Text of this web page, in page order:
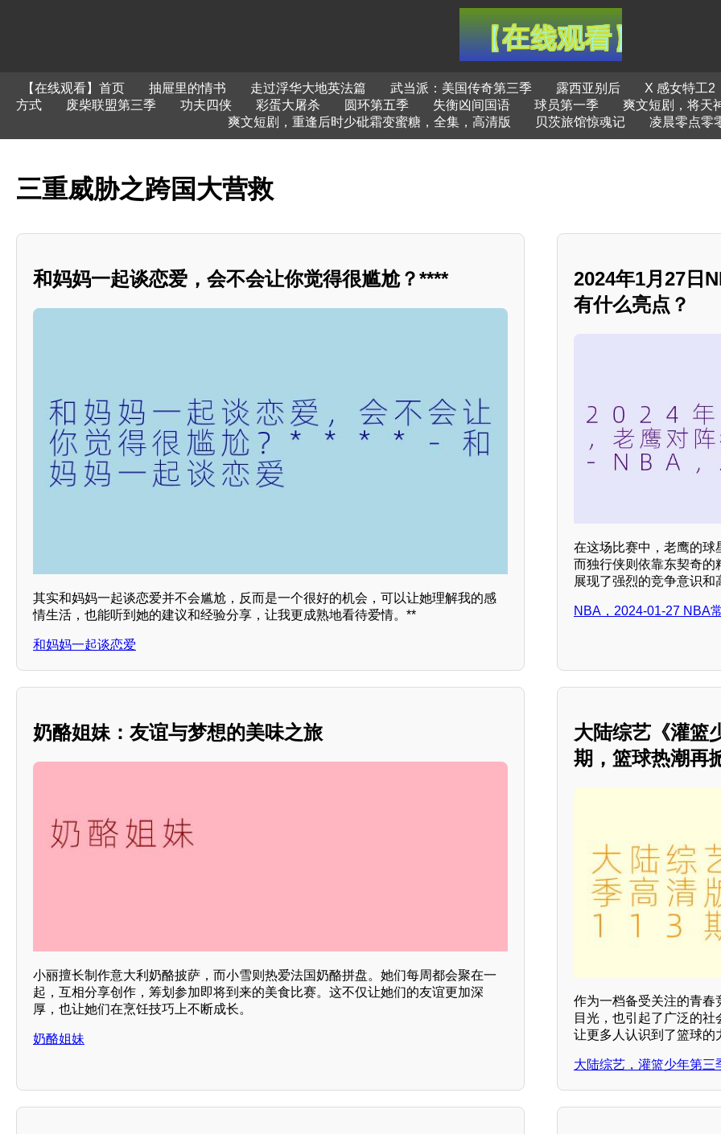
【在线观看】首页 抽屉里的情书 走过浮华大地英法篇 武当派：美国传奇第三季 露西亚别后
X 感女特工2
方式
废柴联盟第三季 功夫四侠 彩蛋大屠杀 圆环第五季 失衡凶间国语 球员第一季
爽文短剧，将天
爽文短剧，重逢后时少砒霜变蜜糖，全集，高清版
贝茨旅馆惊魂记 凌晨零点零
三重威胁之跨国大营救
和妈妈一起谈恋爱，会不会让你觉得很尴尬？****
其实和妈妈一起谈恋爱并不会尴尬，反而是一个很好的机会，可以让她理解我的感
情生活，也能听到她的建议和经验分享，让我更成熟地看待爱情。**
和妈妈一起谈恋爱
2024年1月27日
有什么亮点？
在这场比赛中，老鹰的球
而独行侠则依靠东契奇的
展现了强烈的竞争意识
NBA，2024-01-27 NBA
奶酪姐妹：友谊与梦想的美味之旅
小丽擅长制作意大利奶酪披萨，而小雪则热爱法国奶酪拼盘。她们每周都会聚在一
起，互相分享创作，筹划参加即将到来的美食比赛。这不仅让她们的友谊更加深
厚，也让她们在烹饪技巧上不断成长。
奶酪姐妹
大陆综艺《灌篮
期，篮球热潮再
作为一档备受关注的青春
目光，也引起了广泛的
让更多人认识到了篮球的
大陆综艺，灌篮少年第